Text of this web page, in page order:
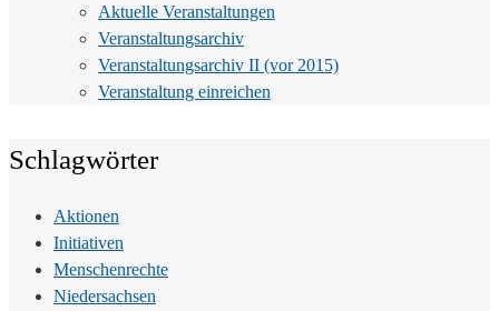
Aktuelle Veranstaltungen
Veranstaltungsarchiv
Veranstaltungsarchiv II (vor 2015)
Veranstaltung einreichen
Schlagwörter
Aktionen
Initiativen
Menschenrechte
Niedersachsen